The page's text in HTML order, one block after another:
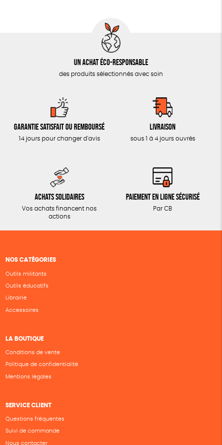
CUISINE / NUTRITION
ACCESSOIRES
Un achat éco-responsable
des produits sélectionnés avec soin
Garantie satisfait ou remboursé
14 jours pour changer d'avis
Livraison
sous 1 à 4 jours ouvrés
Achats solidaires
Vos achats financent nos
actions
Paiement en ligne sécurisé
Par CB
NOS CATÉGORIES
Outils militants
Outils éducatifs
Librairie
Accessoires
LA BOUTIQUE
Conditions de vente
Politique de confidentialité
Mentions légales
SERVICE CLIENT
Questions fréquentes
Suivi de commande
Nous contacter